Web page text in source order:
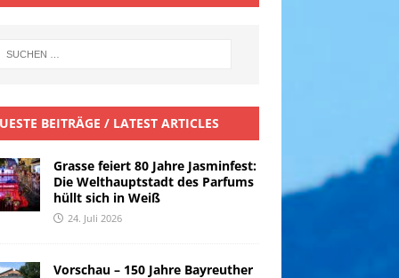
BEITRÄGE / LATEST ARTICLES
Grasse feiert 80 Jahre Jasminfest:
Die Welthauptstadt des Parfums
hüllt sich in Weiß
24. Juli 2026
Vorschau – 150 Jahre Bayreuther